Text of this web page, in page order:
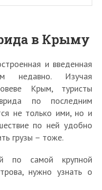
в Крыму
и введенная
недавно. Изучая
Крым, туристы
по последним
не только ими, но и
по ней удобно
грузы – тоже.
по самой крупной
нужно узнать о